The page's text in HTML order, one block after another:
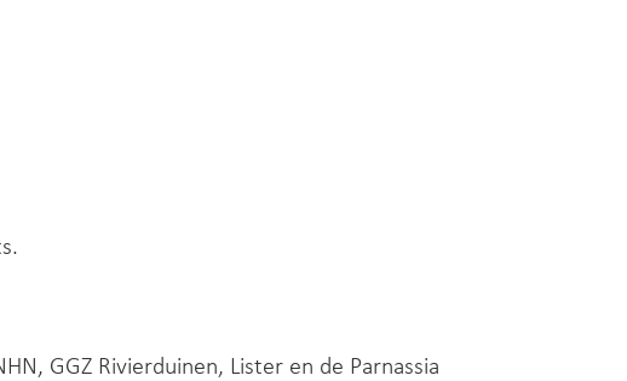
GGZ Rivierduinen, Lister en de Parnassia